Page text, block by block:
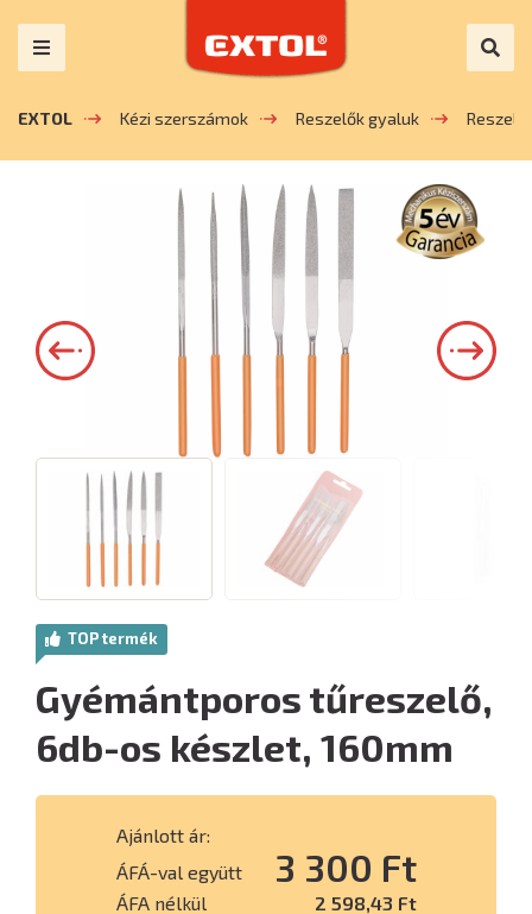
EXTOL Kézi szerszámok Reszelők gyaluk
TOP termék
Gyémántporos tűreszelő,
6db-os készlet, 160mm
Ajánlott ár:
ÁFÁ-val együtt
3 300 Ft
ÁFA nélkül 2 598,43 Ft